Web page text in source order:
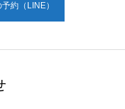
約（LINE）